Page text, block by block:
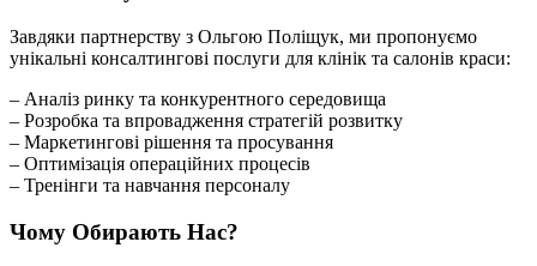
Завдяки партнерству з Ольгою Поліщук, ми пропонуємо
унікальні консалтингові послуги для клінік та салонів краси:
– Аналіз ринку та конкурентного середовища
– Розробка та впровадження стратегій розвитку
– Маркетингові рішення та просування
– Оптимізація операційних процесів
– Тренінги та навчання персоналу
Чому Обирають Нас?